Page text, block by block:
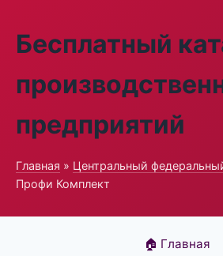
Бесплатный
предприятий
Главная » Центральный
Профи Комплект
🏠 Главная